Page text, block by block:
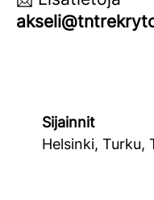
Sijainnit
Helsinki, Turku,